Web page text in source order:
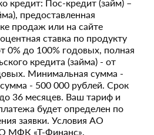
кредит: Пос-кредит (займ) –
предоставленная
продаж или на сайте
ставка по продукту
0% до 100% годовых, полная
кредита (займа) - от
Минимальная сумма -
- 500 000 рублей. Срок
36 месяцев. Ваш тариф и
будет определен по
заявки. Условия АО
МФК «Т-Финанс».